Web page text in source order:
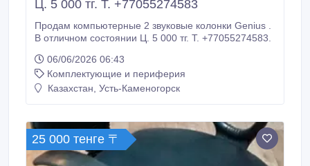
Ц. 5 000 тг. Т. +77055274583
Продам компьютерные 2 звуковые колонки Genius .
В отличном состоянии Ц. 5 000 тг. Т. +77055274583.
06/06/2026 06:43
Комплектующие и периферия
Казахстан, Усть-Каменогорск
25 000 тенге 〒